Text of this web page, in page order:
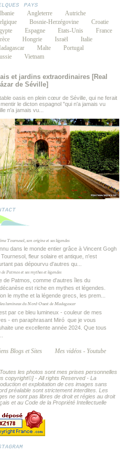
pays
Angleterre
Autriche
Bosnie-Herzégovine
Croatie
Espagne Etats-Unis
France
Hongrie Israël
Italie
Malte
Portugal
Vietnam
et jardins extraordinaires [Real
de Séville]
oasis en plein cœur de Séville, qui ne ferait
le dicton espagnol "qui n'a jamais vu
n'a jamais vu...
Tournesol, son origine et ses légendes
dans le monde entier grâce à Vincent Gogh
Tournesol, fleur solaire et antique, n'est
pas dépourvu d'autres qu...
Patmos et ses mythes et légendes
de Patmos, comme d'autres îles du
est riche en mythes et légendes.
le mythe et la légende grecs, les prem...
lumineux du Nord-Ouest de Madagascar
par ce bleu lumineux - couleur de mes
- en paraphrasant Miró que je vous
une excellente année 2024. Que tous
Blogs et Sites Mes vidéos - Youtube
Toutes les photos sont mes prises personnelles
copyright©] - All rights Reserved - La
et exploitation de ces images sans
préalable sont strictement interdites. Les
ne sont pas libres de droit et régies au droit
et au Code de la Propriété Intellectuelle